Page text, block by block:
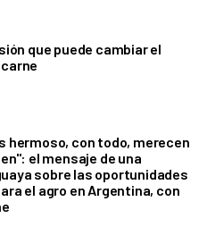
que puede cambiar el
hermoso, con todo, merecen
el mensaje de una
sobre las oportunidades
el agro en Argentina, con